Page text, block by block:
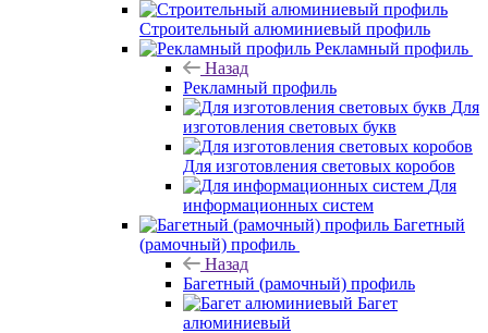
Строительный алюминиевый профиль
Рекламный профиль
Назад
Рекламный профиль
Для
изготовления световых букв
Для изготовления световых коробов
Для
информационных систем
Багетный
(рамочный) профиль
Назад
Багетный (рамочный) профиль
Багет
алюминиевый